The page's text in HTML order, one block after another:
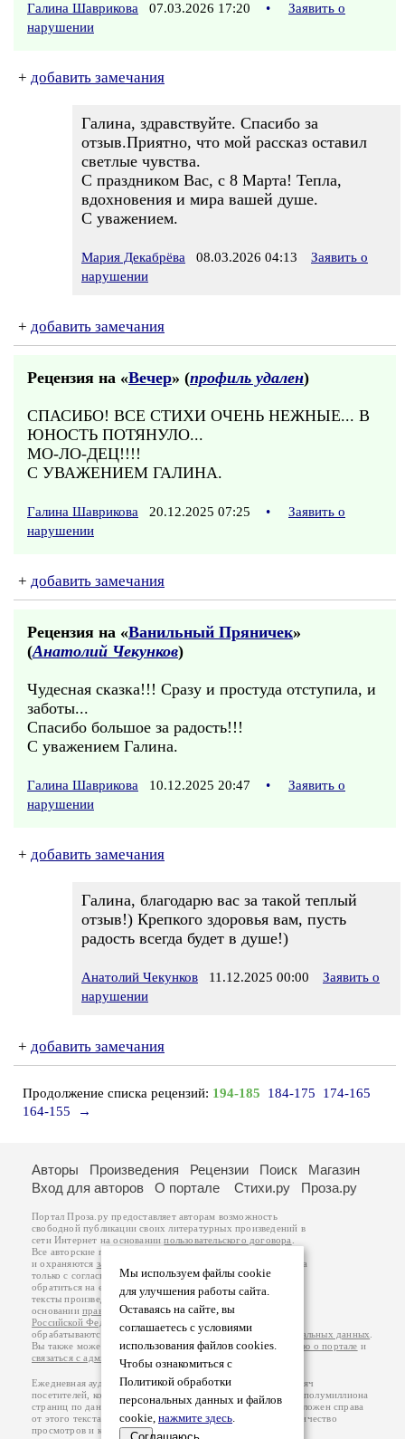
Галина Шаврикова 07.03.2026 17:20 •
Заявить о
нарушении
+ добавить замечания
Галина, здравствуйте. Спасибо за
отзыв.Приятно, что мой рассказ оставил
светлые чувства.
С праздником Вас, с 8 Марта! Тепла,
вдохновения и мира вашей душе.
С уважением.
Мария Декабрёва 08.03.2026 04:13
Заявить о
нарушении
+ добавить замечания
Рецензия на «Вечер» (профиль удален)
СПАСИБО! ВСЕ СТИХИ ОЧЕНЬ НЕЖНЫЕ... В
ЮНОСТЬ ПОТЯНУЛО...
МО-ЛО-ДЕЦ!!!!
С УВАЖЕНИЕМ ГАЛИНА.
Галина Шаврикова 20.12.2025 07:25 •
Заявить о
нарушении
+ добавить замечания
Рецензия на «Ванильный Пряничек»
(Анатолий Чекунков)
Чудесная сказка!!! Сразу и простуда отступила, и
заботы...
Спасибо большое за радость!!!
С уважением Галина.
Галина Шаврикова 10.12.2025 20:47 •
Заявить о
нарушении
+ добавить замечания
Галина, благодарю вас за такой теплый
отзыв!) Крепкого здоровья вам, пусть
радость всегда будет в душе!)
Анатолий Чекунков 11.12.2025 00:00
Заявить о
нарушении
+ добавить замечания
Продолжение списка рецензий: 194-185 184-175
174-165
164-155
→
Мы используем файлы cookie
для улучшения работы сайта.
Оставаясь на сайте, вы
соглашаетесь с условиями
использования файлов cookies.
Чтобы ознакомиться с
Политикой обработки
персональных данных и файлов
cookie, нажмите здесь.
Авторы Произведения Рецензии Поиск
Магазин
Вход для авторов
О портале Стихи.ру Проза.ру
Портал Проза.ру предоставляет авторам возможность
свободной публикации своих литературных произведений в
сети Интернет на основаниипользовательского договора
Все авторские права на произведения принадлежат авторам
и охраняются законом
. Перепечатка произведений возможна
только с согласия его автора, к которому вы можете
обратиться на его авторской странице. Ответственность за
тексты произведений авторы несут самостоятельно на
основанииправил публикацииизаконодательства
Российской Федерации
обрабатываются на основанииПолитики обработки персональных данных
Вы также можете посмотреть более подробнуюинформацию о портале и
связаться с администрацией
Ежедневная аудитория портала Проза.ру – порядка 100 тысяч
посетителей, которые в общей сумме просматривают более полумиллиона
страниц по данным счетчика посещаемости, который расположен справа
от этого текста. В каждой графе указано по две цифры: количество
просмотров и количество посетителей.